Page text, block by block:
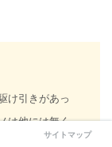
け引きがあっ
は他には無く、
サイトマップ